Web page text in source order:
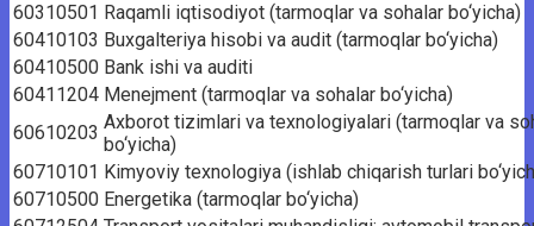
60310501 Raqamli iqtisodiyot (tarmoqlar va sohalar bo‘yicha)
60410103 Buxgalteriya hisobi va audit (tarmoqlar bo‘yicha)
60410500 Bank ishi va auditi
60411204 Menejment (tarmoqlar va sohalar bo‘yicha)
60610203 Axborot tizimlari va texnologiyalari (tarmoqlar va
bo‘yicha)
60710101 Kimyoviy texnologiya (ishlab chiqarish turlari
60710500 Energetika (tarmoqlar bo‘yicha)